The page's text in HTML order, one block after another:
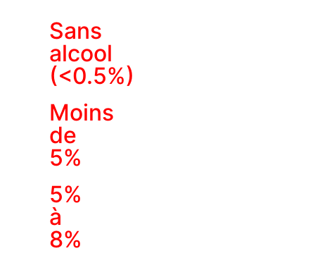
Sans
alcool
(<0.5%)
Moins
de
5%
5%
à
8%